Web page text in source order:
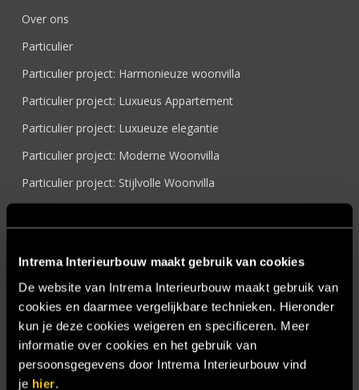
Intrema Interieurbouw maakt gebruik van cookies
De website van Intrema Interieurbouw maakt gebruik van
cookies en daarmee vergelijkbare technieken. Hieronder
kun je deze cookies weigeren en specificeren. Meer
informatie over cookies en het gebruik van
persoonsgegevens door Intrema Interieurbouw vind
je hier.
Over ons
Particulier
Particulier project: Harmonieuze woonvilla
Particulier project: Luxueus Appartement
Particulier project: Luxueuze elegantie
Particulier project: Moderne Woonvilla
Particulier project: Stijlvolle Woonvilla
Referenties
Samenwerken
Sensire
Showroom
SIDN